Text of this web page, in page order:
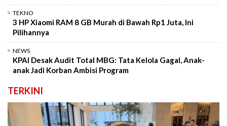
TEKNO
3 HP Xiaomi RAM 8 GB Murah di Bawah Rp1 Juta, Ini
Pilihannya
NEWS
KPAI Desak Audit Total MBG: Tata Kelola Gagal, Anak-
anak Jadi Korban Ambisi Program
TERKINI